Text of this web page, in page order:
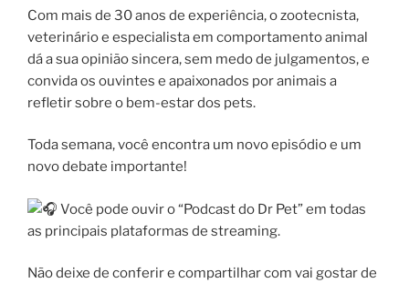
Com mais de 30 anos de experiência, o zootecnista,
veterinário e especialista em comportamento animal
dá a sua opinião sincera, sem medo de julgamentos, e
convida os ouvintes e apaixonados por animais a
refletir sobre o bem-estar dos pets.
Toda semana, você encontra um novo episódio e um
novo debate importante!
Você pode ouvir o “Podcast do Dr Pet” em todas
as principais plataformas de streaming.
Não deixe de conferir e compartilhar com vai gostar de